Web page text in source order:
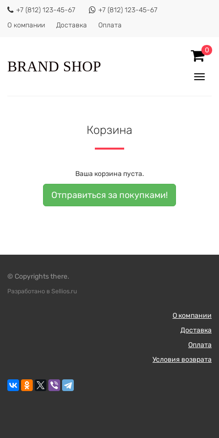
+7 (812) 123-45-67
+7 (812) 123-45-67
О компании
Доставка Оплата
BRAND SHOP
0
Корзина
Ваша корзина пуста.
Отправиться за покупками!
© Copyrights there.
Разработано в Sellios.ru
О компании
Доставка
Оплата
Условия возврата